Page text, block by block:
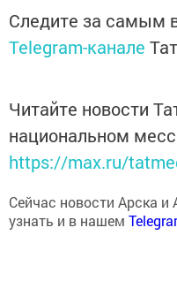
Telegram-канале
национальном
https://max.ru/
Сейчас новости Арска
узнать и в нашем